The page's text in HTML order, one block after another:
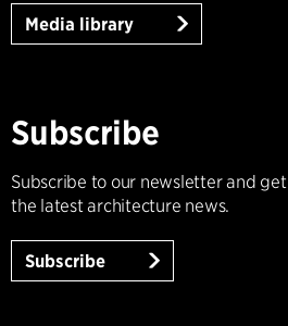
Media library
Subscribe
Subscribe to our newsletter and get
the latest architecture news.
Subscribe